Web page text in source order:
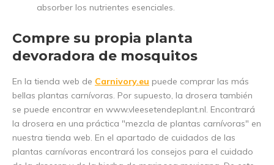
absorber los nutrientes esenciales.
Compre su propia planta
devoradora de mosquitos
En la tienda web de Carnivory.eu puede comprar las más
bellas plantas carnívoras. Por supuesto, la drosera también
se puede encontrar en www.vleesetendeplant.nl. Encontrará
la drosera en una práctica "mezcla de plantas carnívoras" en
nuestra tienda web. En el apartado de cuidados de las
plantas carnívoras encontrará los consejos para el cuidado